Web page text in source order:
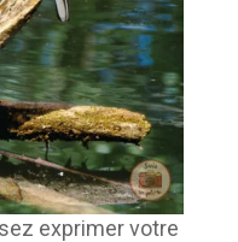
exprimer votre